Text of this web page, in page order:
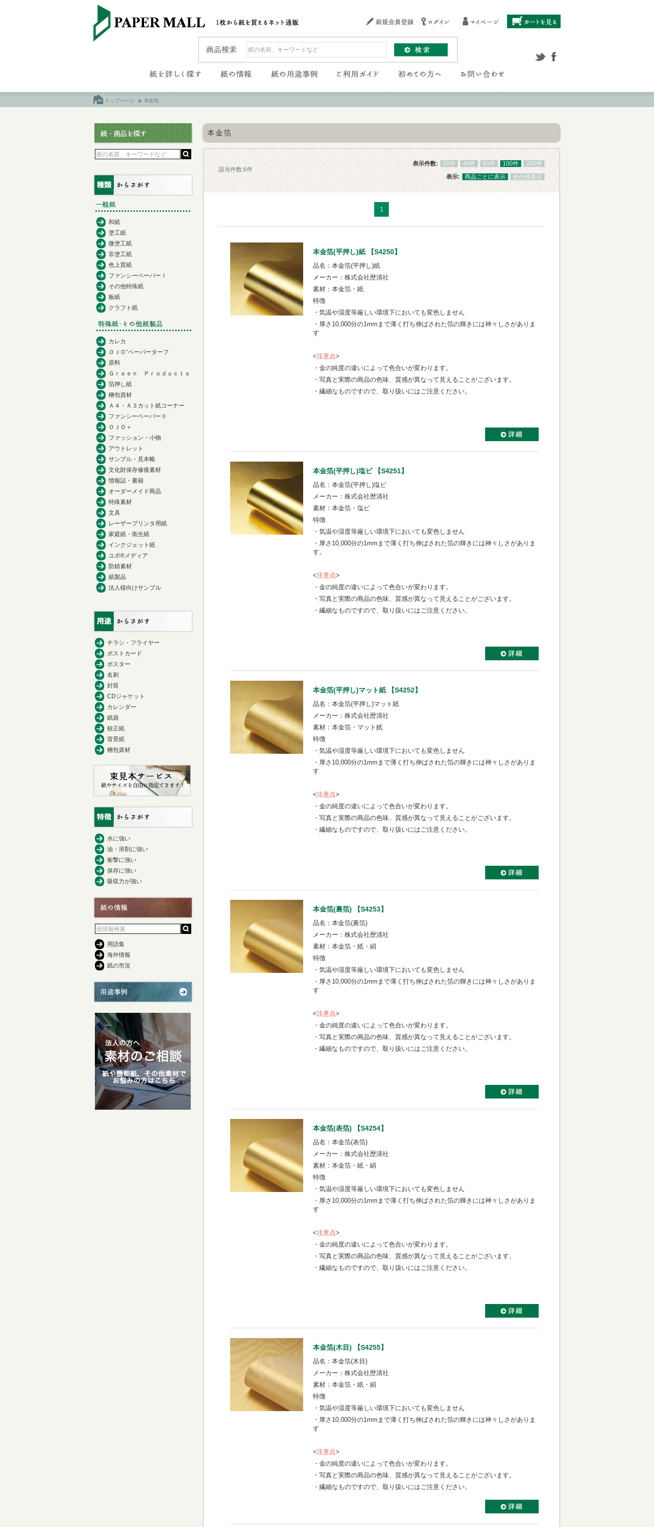
トップページ 本金箔
本金箔
該当件数:6件
表示件数: 20件 40件 60件 100件
200件
表示:
商品ごとに表示 全仕様表示
1
本金箔(平押し)紙 【S4250】
品名：本金箔(平押し)紙
メーカー：株式会社歴清社
素材：本金箔・紙
特徴
・気温や湿度等厳しい環境下においても変色しません
・厚さ10,000分の1mmまで薄く打ち伸ばされた箔の輝きには神々しさがありま
す
<注意点>
・金の純度の違いによって色合いが変わります。
・写真と実際の商品の色味、質感が異なって見えることがございます。
・繊細なものですので、取り扱いにはご注意ください。
本金箔(平押し)塩ビ 【S4251】
品名：本金箔(平押し)塩ビ
メーカー：株式会社歴清社
素材：本金箔・塩ビ
特徴
・気温や湿度等厳しい環境下においても変色しません
・厚さ10,000分の1mmまで薄く打ち伸ばされた箔の輝きには神々しさがありま
す。
<注意点>
・金の純度の違いによって色合いが変わります。
・写真と実際の商品の色味、質感が異なって見えることがございます。
・繊細なものですので、取り扱いにはご注意ください。
本金箔(平押し)マット紙 【S4252】
品名：本金箔(平押し)マット紙
メーカー：株式会社歴清社
素材：本金箔・マット紙
特徴
・気温や湿度等厳しい環境下においても変色しません
・厚さ10,000分の1mmまで薄く打ち伸ばされた箔の輝きには神々しさがありま
す
<注意点>
・金の純度の違いによって色合いが変わります。
・写真と実際の商品の色味、質感が異なって見えることがございます。
・繊細なものですので、取り扱いにはご注意ください。
本金箔(裏箔) 【S4253】
品名：本金箔(裏箔)
メーカー：株式会社歴清社
素材：本金箔・紙・絹
特徴
・気温や湿度等厳しい環境下においても変色しません
・厚さ10,000分の1mmまで薄く打ち伸ばされた箔の輝きには神々しさがありま
す
<注意点>
・金の純度の違いによって色合いが変わります。
・写真と実際の商品の色味、質感が異なって見えることがございます。
・繊細なものですので、取り扱いにはご注意ください。
本金箔(表箔) 【S4254】
品名：本金箔(表箔)
メーカー：株式会社歴清社
素材：本金箔・紙・絹
特徴
・気温や湿度等厳しい環境下においても変色しません
・厚さ10,000分の1mmまで薄く打ち伸ばされた箔の輝きには神々しさがありま
す
<注意点>
・金の純度の違いによって色合いが変わります。
・写真と実際の商品の色味、質感が異なって見えることがございます。
・繊細なものですので、取り扱いにはご注意ください。
本金箔(木目) 【S4255】
品名：本金箔(木目)
メーカー：株式会社歴清社
素材：本金箔・紙・絹
特徴
・気温や湿度等厳しい環境下においても変色しません
・厚さ10,000分の1mmまで薄く打ち伸ばされた箔の輝きには神々しさがありま
す
<注意点>
・金の純度の違いによって色合いが変わります。
・写真と実際の商品の色味、質感が異なって見えることがございます。
・繊細なものですので、取り扱いにはご注意ください。
和紙
塗工紙
微塗工紙
非塗工紙
色上質紙
ファンシーペーパーⅠ
その他特殊紙
板紙
クラフト紙
カレカ
ＯＪＯ⁺ペーパーターフ
原料
Ｇｒｅｅｎ Ｐｒｏｄｕｃｔｓ
箔押し紙
梱包資材
Ａ４・Ａ３カット紙コーナー
ファンシーペーパーⅡ
ＯＪＯ＋
ファッション・小物
アウトレット
サンプル・見本帳
文化財保存修復素材
情報誌・書籍
オーダーメイド商品
特殊素材
文具
レーザープリンタ用紙
家庭紙・衛生紙
インクジェット紙
ユポ®メディア
防錆素材
紙製品
法人様向けサンプル
チラシ・フライヤー
ポストカード
ポスター
名刺
封筒
CDジャケット
カレンダー
紙袋
校正紙
背景紙
梱包資材
水に強い
油・溶剤に強い
衝撃に強い
保存に強い
吸収力が強い
用語集
海外情報
紙の市況